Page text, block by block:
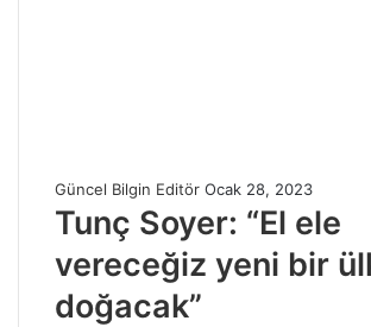
Güncel Bilgin Editör Ocak 28, 2023
Tunç Soyer: “El ele
vereceğiz yeni bir
doğacak”